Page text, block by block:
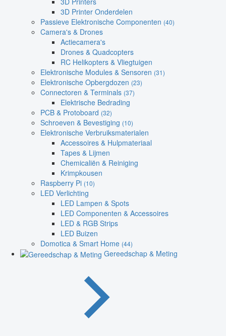
3D Printer Onderdelen
Passieve Elektronische Componenten (40)
Camera's & Drones
Actiecamera's
Drones & Quadcopters
RC Helikopters & Vliegtuigen
Elektronische Modules & Sensoren (31)
Elektronische Opbergdozen (23)
Connectoren & Terminals (37)
Elektrische Bedrading
PCB & Protoboard (32)
Schroeven & Bevestiging (10)
Elektronische Verbruiksmaterialen
Accessoires & Hulpmateriaal
Tapes & Lijmen
Chemicaliën & Reiniging
Krimpkousen
Raspberry Pi (10)
LED Verlichting
LED Lampen & Spots
LED Componenten & Accessoires
LED & RGB Strips
LED Buizen
Domotica & Smart Home (44)
Gereedschap & Meting